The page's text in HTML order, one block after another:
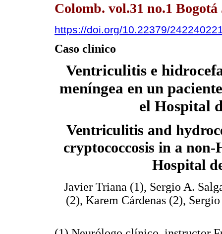
Colomb. vol.31 no.1
https://doi.org/10.22379/
Caso clínico
Ventriculitis e
meníngea en un
el Hospital
Ventriculitis and
cryptococcosis in a
Hospital
Javier Triana (1), Sergio A.
(2), Karem Cárdenas (2),